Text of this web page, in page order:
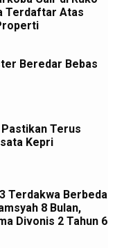
Terdaftar Atas
Beredar Bebas
Terus
Kepri
Terdakwa Berbeda
8 Bulan,
Divonis 2 Tahun 6